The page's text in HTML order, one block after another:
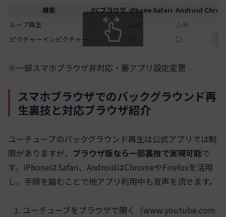
機能 PCブラウザ iPhone Safari Android
ループ再生
△※
△※
ピクチャーインピクチャー
○
スクロールできます
※一部スマホブラウザ非対応・要アプリ設定変更
スマホブラウザでのバックグラウンド再
生裏技と対応ブラウザ紹介
ユーチューブのバックグラウンド再生は公式アプリでは制
限がありますが、 ブラウザ版なら一部裏技で実現可能で
す。iPhoneはSafari、AndroidはChromeやFirefoxを活用
し、手順を踏むことで他アプリ利用中も音声を流せます。
ユーチューブをブラウザで開く（www.youtube.com